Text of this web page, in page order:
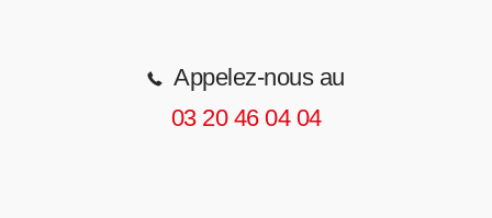
Appelez-nous au
03 20 46 04 04